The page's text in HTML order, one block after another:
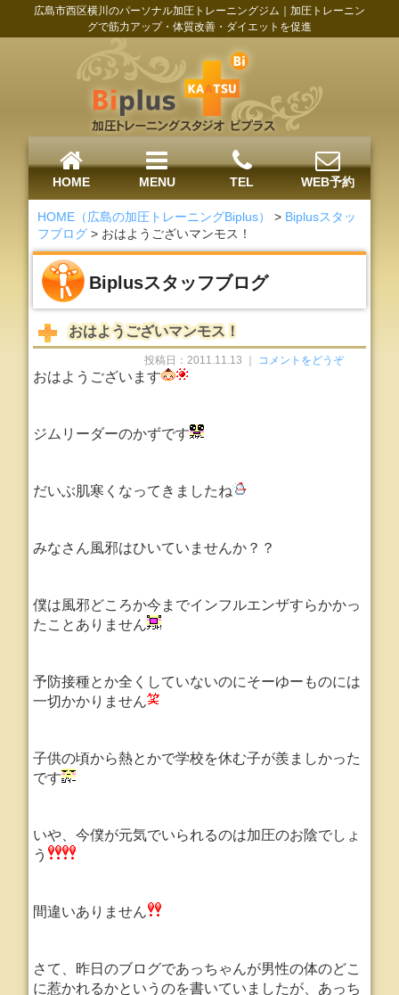
広島市西区横川のパーソナル加圧トレーニングジム｜加圧トレーニン
グで筋力アップ・体質改善・ダイエットを促進
HOME MENU TEL WEB予約
HOME（広島の加圧トレーニングBiplus） > Biplusスタッ
フブログ > おはようございマンモス！
Biplusスタッフブログ
おはようございマンモス！
投稿日：2011.11.13 ｜ コメントをどうぞ
おはようございます
ジムリーダーのかずです
だいぶ肌寒くなってきましたね
みなさん風邪はひいていませんか？？
僕は風邪どころか今までインフルエンザすらかかっ
たことありません
予防接種とか全くしていないのにそーゆーものには
一切かかりません
子供の頃から熱とかで学校を休む子が羨ましかった
です
いや、今僕が元気でいられるのは加圧のお陰でしょ
う
間違いありません
さて、昨日のブログであっちゃんが男性の体のどこ
に惹かれるかというのを書いていましたが、あっち